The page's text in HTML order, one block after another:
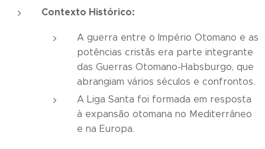
Contexto Histórico:
A guerra entre o Império Otomano e as
potências cristãs era parte integrante
das Guerras Otomano-Habsburgo, que
abrangiam vários séculos e confrontos.
A Liga Santa foi formada em resposta
à expansão otomana no Mediterrâneo
e na Europa.